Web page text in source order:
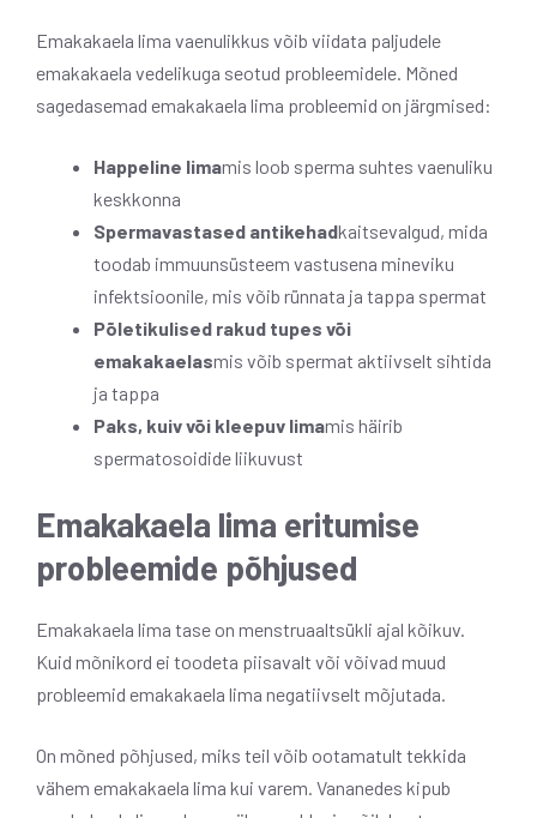
Emakakaela lima vaenulikkus võib viidata paljudele
emakakaela vedelikuga seotud probleemidele. Mõned
sagedasemad emakakaela lima probleemid on järgmised:
Happeline limamis loob sperma suhtes vaenuliku
keskkonna
Spermavastased antikehadkaitsevalgud, mida
toodab immuunsüsteem vastusena mineviku
infektsioonile, mis võib rünnata ja tappa spermat
Põletikulised rakud tupes või
emakakaelasmis võib spermat aktiivselt sihtida
ja tappa
Paks, kuiv või kleepuv limamis häirib
spermatosoidide liikuvust
Emakakaela lima eritumise
probleemide põhjused
Emakakaela lima tase on menstruaaltsükli ajal kõikuv.
Kuid mõnikord ei toodeta piisavalt või võivad muud
probleemid emakakaela lima negatiivselt mõjutada.
On mõned põhjused, miks teil võib ootamatult tekkida
vähem emakakaela lima kui varem. Vananedes kipub